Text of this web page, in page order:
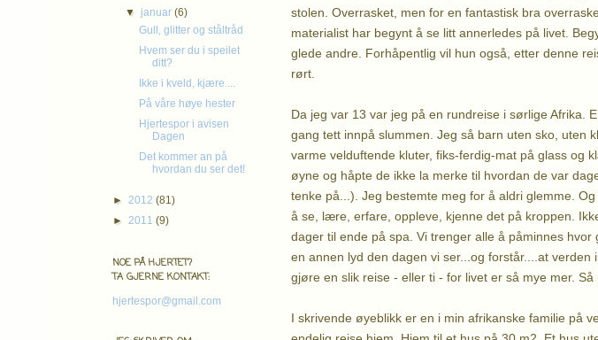
stolen. Overrasket, men for en fantastisk bra
materialist har begynt å se litt annerledes på livet.
glede andre. Forhåpentlig vil hun også, etter denne
rørt.
Da jeg var 13 var jeg på en rundreise i sørlige Afrika.
gang tett innpå slummen. Jeg så barn uten sko, uten
varme velduftende kluter, fiks-ferdig-mat på glass og
øyne og håpte de ikke la merke til hvordan de var
tenke på...). Jeg bestemte meg for å aldri glemme.
å se, lære, erfare, oppleve, kjenne det på kroppen.
dager til ende på spa. Vi trenger alle å påminnes
en annen lyd den dagen vi ser...og forstår....at
gjøre en slik reise - eller ti - for livet er så mye mer.
I skrivende øyeblikk er en i min afrikanske familie på
▼ januar(6)
Gull, glitter og ståltråd
Hvem ser du i speilet
ditt?
Ikke i kveld, kjære....
På våre høye hester
Hjertespor i avisen
Dagen
Det kommer an på
hvordan du ser det!
► 2012 (81)
► 2011 (9)
NOE PÅ HJERTET?
TA GJERNE KONTAKT:
hjertespor@gmail.com